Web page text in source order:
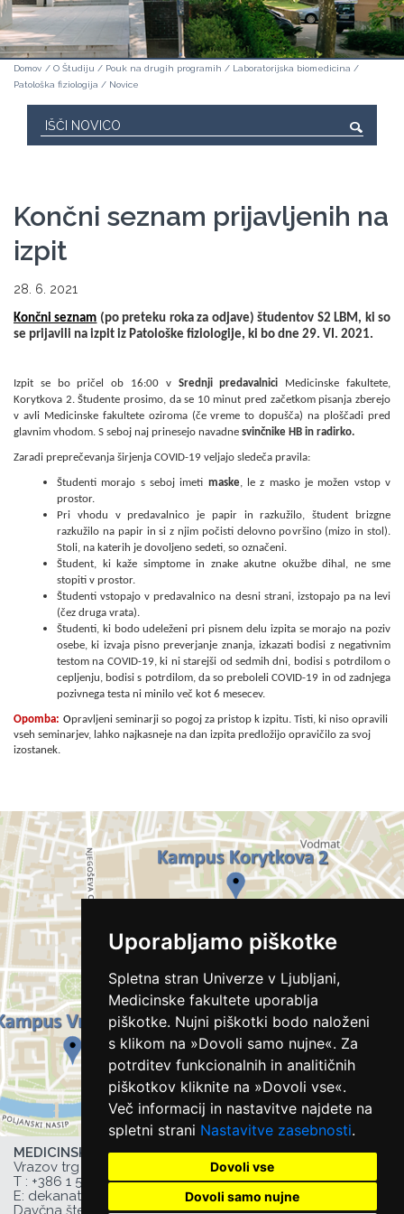
Uporabljamo piškotke
Spletna stran Univerze v Ljubljani,
Medicinske fakultete uporablja
piškotke. Nujni piškotki bodo naloženi
s klikom na »Dovoli samo nujne«. Za
potrditev funkcionalnih in analitičnih
piškotkov kliknite na »Dovoli vse«.
Več informacij in nastavitve najdete na
spletni strani Nastavitve zasebnosti.
Dovoli vse
Dovoli samo nujne
Domov / O Študiju / Pouk na drugih programih / Laboratorijska biomedicina /
Patološka fiziologija / Novice
Končni seznam prijavljenih na
izpit
28. 6. 2021
Končni seznam (po preteku roka za odjave) študentov S2 LBM, ki so
se prijavili na izpit iz Patološke fiziologije, ki bo dne 29. VI. 2021.
Izpit se bo pričel ob 16:00 v Srednji predavalnici Medicinske fakultete,
Korytkova 2. Študente prosimo, da se 10 minut pred začetkom pisanja zberejo
v avli Medicinske fakultete oziroma (če vreme to dopušča) na ploščadi pred
glavnim vhodom. S seboj naj prinesejo navadne svinčnike HB in radirko.
Zaradi preprečevanja širjenja COVID-19 veljajo sledeča pravila:
Študenti morajo s seboj imeti maske, le z masko je možen vstop v
prostor.
Pri vhodu v predavalnico je papir in razkužilo, študent brizgne
razkužilo na papir in si z njim počisti delovno površino (mizo in stol).
Stoli, na katerih je dovoljeno sedeti, so označeni.
Študent, ki kaže simptome in znake akutne okužbe dihal, ne sme
stopiti v prostor.
Študenti vstopajo v predavalnico na desni strani, izstopajo pa na levi
(čez druga vrata).
Študenti, ki bodo udeleženi pri pisnem delu izpita se morajo na poziv
osebe, ki izvaja pisno preverjanje znanja, izkazati bodisi z negativnim
testom na COVID-19, ki ni starejši od sedmih dni, bodisi s potrdilom o
cepljenju, bodisi s potrdilom, da so preboleli COVID-19 in od zadnjega
pozivnega testa ni minilo več kot 6 mesecev.
Opomba: Opravljeni seminarji so pogoj za pristop k izpitu. Tisti, ki niso opravili
vseh seminarjev, lahko najkasneje na dan izpita predložijo opravičilo za svoj
izostanek.
MEDICINSKA FAKULTETA UL,
Vrazov trg 2, 1000 Ljubljana, Slovenija,
T : +386 1 543 77 00, F: +386 1 543 77 01,
E: dekanat@mf.uni-lj.si
Davčna številka UL MF: 44752385,